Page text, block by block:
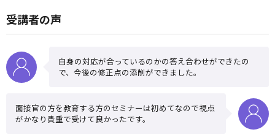
受講者の声
自身の対応が合っているのかの答え合わせができたの
で、今後の修正点の添削ができました。
面接官の方を教育する方のセミナーは初めてなので視点
がかなり貴重で受けて良かったです。